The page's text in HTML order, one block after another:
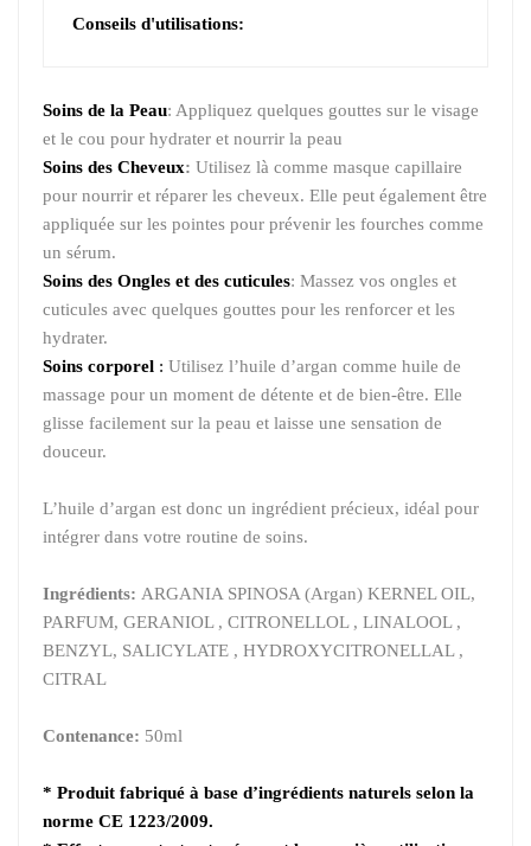
Conseils d'utilisations:
Soins de la Peau: Appliquez quelques gouttes sur le visage
et le cou pour hydrater et nourrir la peau
Soins des Cheveux: Utilisez là comme masque capillaire
pour nourrir et réparer les cheveux. Elle peut également être
appliquée sur les pointes pour prévenir les fourches comme
un sérum.
Soins des Ongles et des cuticules: Massez vos ongles et
cuticules avec quelques gouttes pour les renforcer et les
hydrater.
Soins corporel : Utilisez l’huile d’argan comme huile de
massage pour un moment de détente et de bien-être. Elle
glisse facilement sur la peau et laisse une sensation de
douceur.
L’huile d’argan est donc un ingrédient précieux, idéal pour
intégrer dans votre routine de soins.
Ingrédients: ARGANIA SPINOSA (Argan) KERNEL OIL,
PARFUM, GERANIOL , CITRONELLOL , LINALOOL ,
BENZYL, SALICYLATE , HYDROXYCITRONELLAL ,
CITRAL
Contenance: 50ml
* Produit fabriqué à base d’ingrédients naturels selon la
norme CE 1223/2009.